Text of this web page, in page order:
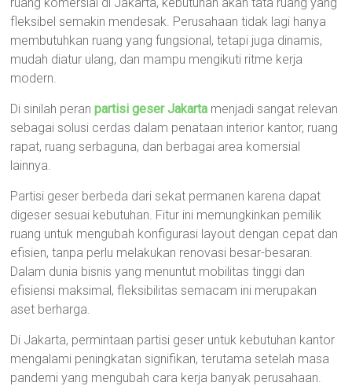
fleksibel semakin mendesak. Perusahaan tidak lagi hanya
membutuhkan ruang yang fungsional, tetapi juga dinamis,
mudah diatur ulang, dan mampu mengikuti ritme kerja
modern.
Di sinilah peranpartisi geser Jakarta menjadi sangat relevan
sebagai solusi cerdas dalam penataan interior kantor, ruang
rapat, ruang serbaguna, dan berbagai area komersial
lainnya.
Partisi geser berbeda dari sekat permanen karena dapat
digeser sesuai kebutuhan. Fitur ini memungkinkan pemilik
ruang untuk mengubah konfigurasi layout dengan cepat dan
efisien, tanpa perlu melakukan renovasi besar-besaran.
Dalam dunia bisnis yang menuntut mobilitas tinggi dan
efisiensi maksimal, fleksibilitas semacam ini merupakan
aset berharga.
Di Jakarta, permintaan partisi geser untuk kebutuhan kantor
mengalami peningkatan signifikan, terutama setelah masa
pandemi yang mengubah cara kerja banyak perusahaan.